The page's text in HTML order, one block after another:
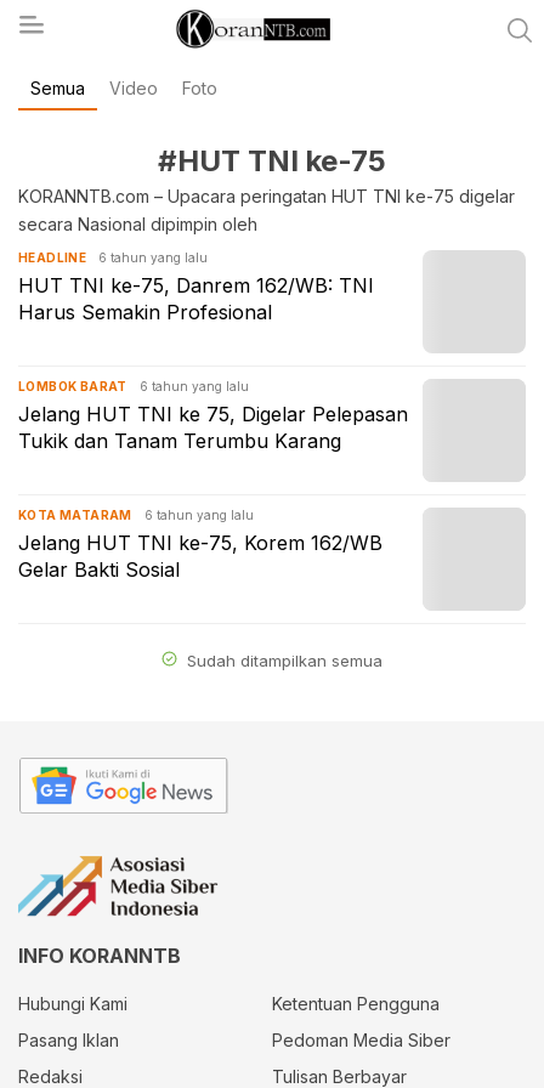
koranntb.com
Semua Video Foto
#HUT TNI ke-75
KORANNTB.com – Upacara peringatan HUT TNI ke-75 digelar
secara Nasional dipimpin oleh
HEADLINE 6 tahun yang lalu
HUT TNI ke-75, Danrem 162/WB: TNI
Harus Semakin Profesional
LOMBOK BARAT 6 tahun yang lalu
Jelang HUT TNI ke 75, Digelar Pelepasan
Tukik dan Tanam Terumbu Karang
KOTA MATARAM 6 tahun yang lalu
Jelang HUT TNI ke-75, Korem 162/WB
Gelar Bakti Sosial
Sudah ditampilkan semua
INFO KORANNTB
Hubungi Kami
Ketentuan Pengguna
Pasang Iklan
Pedoman Media Siber
Redaksi
Tulisan Berbayar